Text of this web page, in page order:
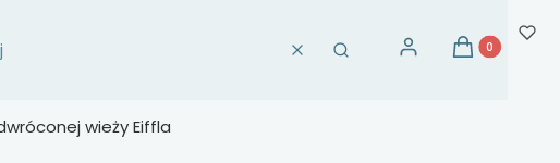
WyczyśćSzukaj
Zaloguj sięProdukty w
Koszyk
wieży Eiffla